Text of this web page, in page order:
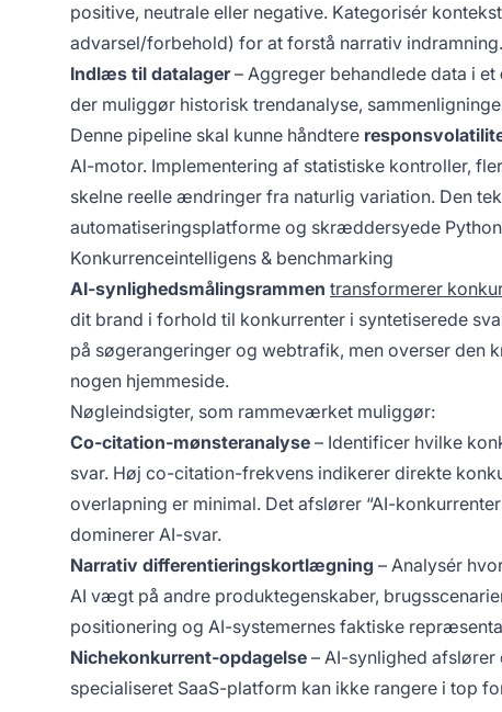
positive, neutrale eller negative. Kategorisér
advarsel/forbehold) for at forstå narrativ indramning.
Indlæs til datalager– Aggreger behandlede data i et
der muliggør historisk trendanalyse,
Denne pipeline skal kunne håndtere
AI-motor. Implementering af statistiske kontroller,
skelne reelle ændringer fra naturlig variation. Den
automatiseringsplatforme og skræddersyede
Konkurrenceintelligens & benchmarking
AI-synlighedsmålingsrammen transformerer
dit brand i forhold til konkurrenter i syntetiserede
på søgerangeringer og webtrafik, men overser den
nogen hjemmeside.
Nøgleindsigter, som rammeværket muliggør:
Co-citation-mønsteranalyse – Identificer hvilke
svar. Høj co-citation-frekvens indikerer direkte
overlapning er minimal. Det afslører “AI-
dominerer AI-svar.
Narrativ differentieringskortlægning – Analysér
AI vægt på andre produktegenskaber,
positionering og AI-systemernes faktiske
Nichekonkurrent-opdagelse – AI-synlighed afslører
specialiseret SaaS-platform kan ikke rangere i top